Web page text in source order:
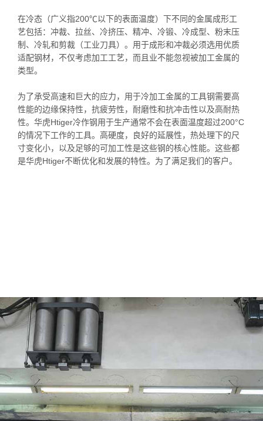
在冷态（广义指200℃以下的表面温度）下不同的金属成形工
艺包括：冲裁、拉丝、冷挤压、精冲、冷锻、冷成型、粉末压
制、冷轧和剪裁（工业刀具）。用于成形和冲裁必须选用优质
适配钢材，不仅考虑加工工艺，而且业不能忽视被加工金属的
类型。
为了承受高速和巨大的应力，用于冷加工金属的工具钢需要高
性能的边缘保持性，抗疲劳性，耐磨性和抗冲击性以及高耐热
性。华虎Htiger冷作钢用于生产通常不会在表面温度超过200°C
的情况下工作的工具。高硬度，良好的延展性，热处理下的尺
寸变化小，以及足够的可加工性是这些钢的核心性能。这些都
是华虎Htiger不断优化和发展的特性。为了满足我们的客户。